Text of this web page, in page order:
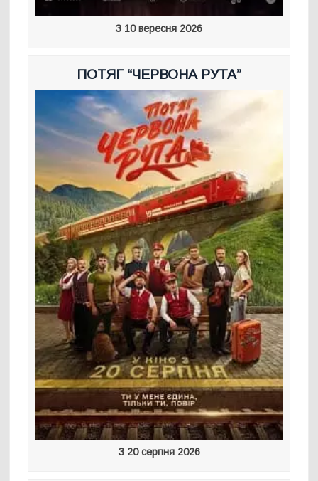
З 10 вересня 2026
ПОТЯГ “ЧЕРВОНА РУТА”
З 20 серпня 2026